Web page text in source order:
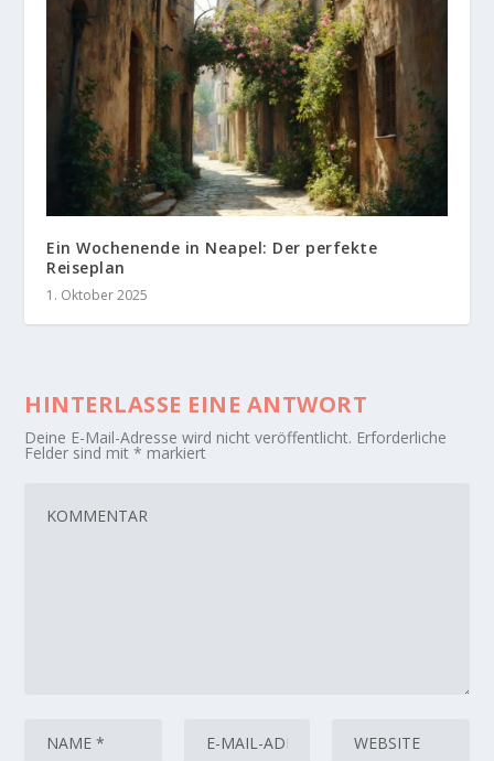
Ein Wochenende in Neapel: Der perfekte
Reiseplan
1. Oktober 2025
HINTERLASSE EINE ANTWORT
Deine E-Mail-Adresse wird nicht veröffentlicht. Erforderliche
Felder sind mit* markiert